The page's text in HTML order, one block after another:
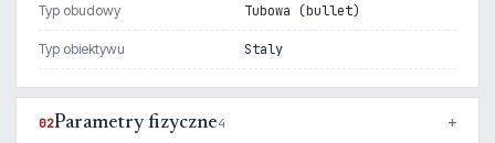
Typ obudowy Tubowa (bullet)
Typ obiektywu Staly
02Parametry fizyczne4